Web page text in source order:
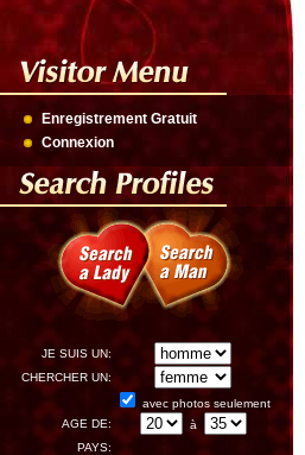
Enregistrement Gratuit
Connexion
JE SUIS UN:
CHERCHER UN:
avec photos seulement
AGE DE:
à
PAYS: